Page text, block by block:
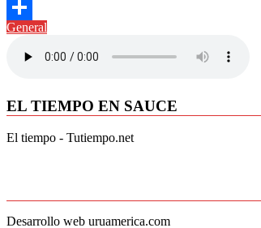
Link
Telegram
Compartir
General
EL TIEMPO EN SAUCE
El tiempo - Tutiempo.net
Desarrollo web uruamerica.com